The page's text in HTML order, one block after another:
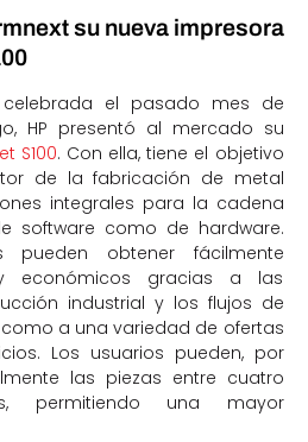
su nueva impresora
celebrada el pasado mes de
HP presentó al mercado su
S100. Con ella, tiene el objetivo
de la fabricación de metal
integrales para la cadena
software como de hardware.
pueden obtener fácilmente
económicos gracias a las
industrial y los flujos de
a una variedad de ofertas
Los usuarios pueden, por
las piezas entre cuatro
permitiendo una mayor